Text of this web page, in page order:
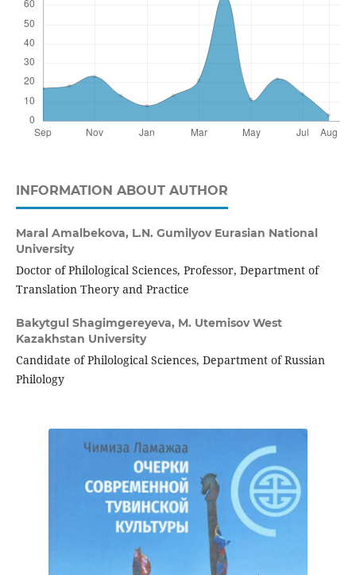
INFORMATION ABOUT AUTHOR
Maral Amalbekova, L.N. Gumilyov Eurasian National
University
Doctor of Philological Sciences, Professor, Department of
Translation Theory and Practice
Bakytgul Shagimgereyeva, M. Utemisov West
Kazakhstan University
Candidate of Philological Sciences, Department of Russian
Philology